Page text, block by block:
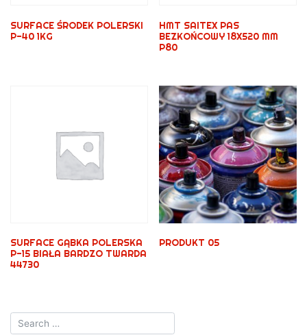
SURFACE ŚRODEK POLERSKI
P-40 1KG
HMT SAITEX PAS
BEZKOŃCOWY 18X520 MM
P80
SURFACE GĄBKA POLERSKA
P-15 BIAŁA BARDZO TWARDA
44730
PRODUKT 05